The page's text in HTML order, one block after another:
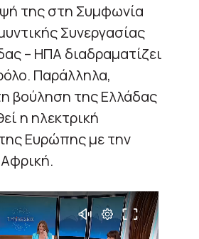
της στη Συμφωνία
Συνεργασίας
– ΗΠΑ διαδραματίζει
Παράλληλα,
βούληση της Ελλάδας
η ηλεκτρική
Ευρώπης με την